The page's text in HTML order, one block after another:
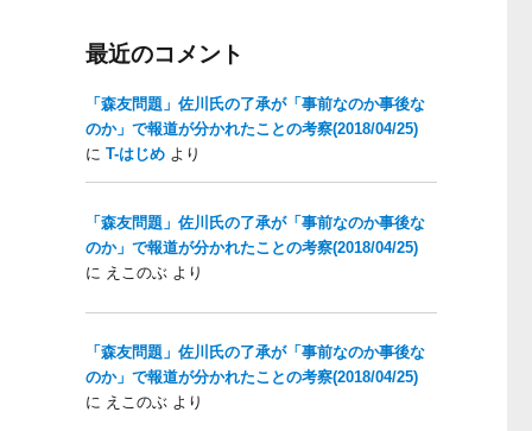
最近のコメント
「森友問題」佐川氏の了承が「事前なのか事後な
のか」で報道が分かれたことの考察(2018/04/25)
に T-はじめより
「森友問題」佐川氏の了承が「事前なのか事後な
のか」で報道が分かれたことの考察(2018/04/25)
に えこのぶより
「森友問題」佐川氏の了承が「事前なのか事後な
のか」で報道が分かれたことの考察(2018/04/25)
に えこのぶより